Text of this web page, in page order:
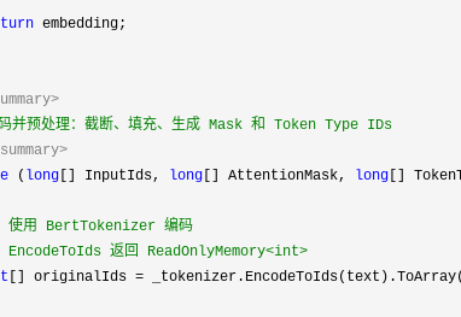
embedding;
并预处理：截断、填充、生成 Mask 和 Token Type IDs
( long [] InputIds, long [] AttentionMask, long []
使用 BertTokenizer 编码
EncodeToIds 返回 ReadOnlyMemory<int>
[] originalIds =